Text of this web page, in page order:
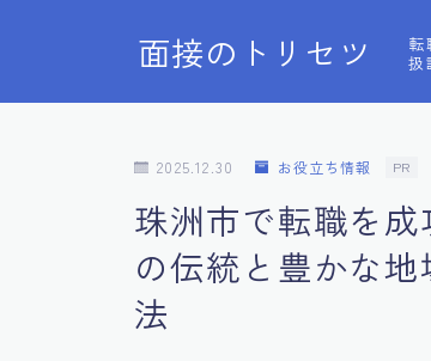
面接のトリセツ
転
扱
2025.12.30 お役立ち情報 PR
珠洲市で転職を
の伝統と豊かな
法